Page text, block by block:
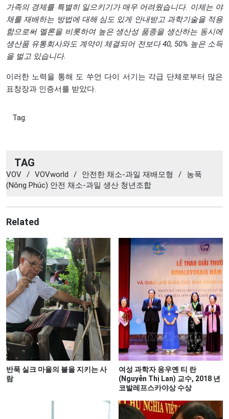
가족의 경제를 특별히 일으키기가 매우 어려웠습니다. 이제는 야
채를 재배하는 방법에 대해 심도 있게 안내받고 과학기술을 적용
함으로써 멜론을 비롯하여 높은 생산성 품종을 생산하는 동시에
생산품 유통회사와도 계약이 체결되어 전보다 40, 50% 높은 소득
을 벌고 있습니다.
이러한 노력을 통해 도 쑤언 다이 서기는 각급 단체로부터 많은
표창장과 인증서를 받았다.
Tag:
TAG
VOV / VOVworld / 안전한 채소-과일 재배모형 /
농푹
(Nông Phúc) 안전 채소-과일 생산 청년조합
Related
반푹 실크 마을의 불을 지키는 사
람
여성 과학자 응우옌 티 란
(Nguyễn Thị Lan) 교수, 2018 년
코발레프스카야상 수상